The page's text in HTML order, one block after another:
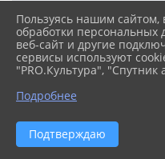
Главная
Стартует "Диктант
16.03.2026 05:51
СТАРТУЕТ
Пользуясь нашим сайтом,
обработки персональных
веб-сайт и другие
сервисы используют
"PRO.Культура", "Спутник
Подробнее
Подтверждаю